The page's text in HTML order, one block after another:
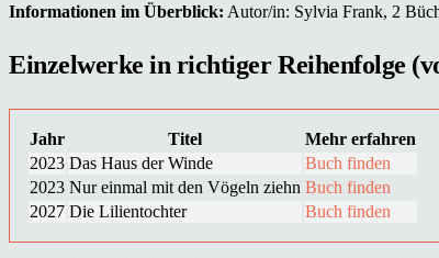
Informationen im Überblick: Autor/in: Sylvia Frank, 2
Einzelwerke in richtiger Reihenfolge
Jahr Titel
Mehr erfahren
2023 Das Haus der Winde
Buch finden
2023 Nur einmal mit den Vögeln ziehn Buch finden
2027 Die Lilientochter Buch finden